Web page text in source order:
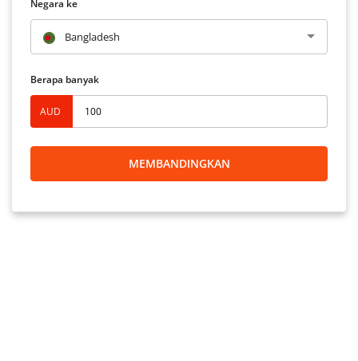
Negara ke
Bangladesh
Berapa banyak
AUD
MEMBANDINGKAN